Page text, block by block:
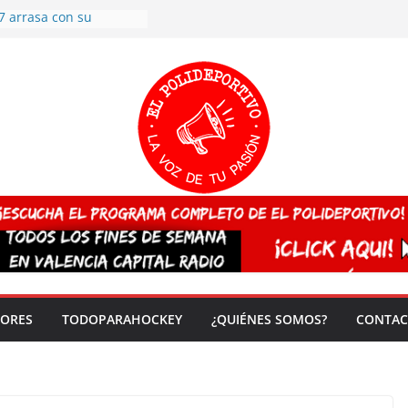
arrasa con su
España sub20
del mundo
vez!
TODOPARAHOCKEY ¿QUIÉNES SOMOS?